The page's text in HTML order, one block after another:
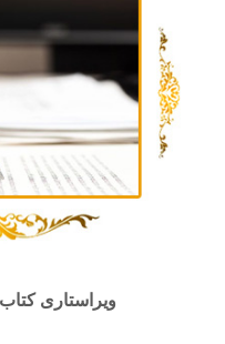
ویراستاری